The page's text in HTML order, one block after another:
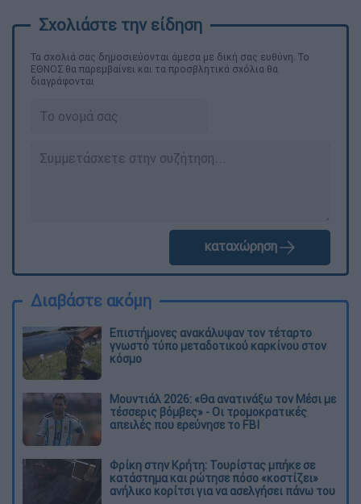
Τα σχολιά σας δημοσιεύονται άμεσα με δική σας ευθύνη. Το
ΕΘΝΟΣ θα παρεμβαίνει και τα προσβλητικά σχόλια θα
διαγράφονται
καταχώρηση
Διαβάστε ακόμη
Επιστήμονες ανακάλυψαν τον τέταρτο
γνωστό τύπο μεταδοτικού καρκίνου στον
κόσμο
Μουντιάλ 2026: «Θα ανατινάξω τον Μέσι με
τέσσερις βόμβες» - Οι τρομοκρατικές
απειλές που ερεύνησε το FBI
Φρίκη στην Κρήτη: Τουρίστας μπήκε σε
κατάστημα και ρώτησε πόσο «κοστίζει»
ανήλικο κορίτσι για να ασελγήσει πάνω του